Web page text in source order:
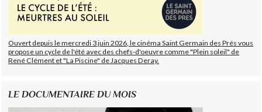
Ouvert depuis le mercredi 3 juin 2026, le cinéma Saint Germain des Prés vous
propose un cycle de l'été avec des chefs-d'oeuvre comme "Plein soleil" de
René Clément et "La Piscine" de Jacques Deray.
LE DOCUMENTAIRE DU MOIS